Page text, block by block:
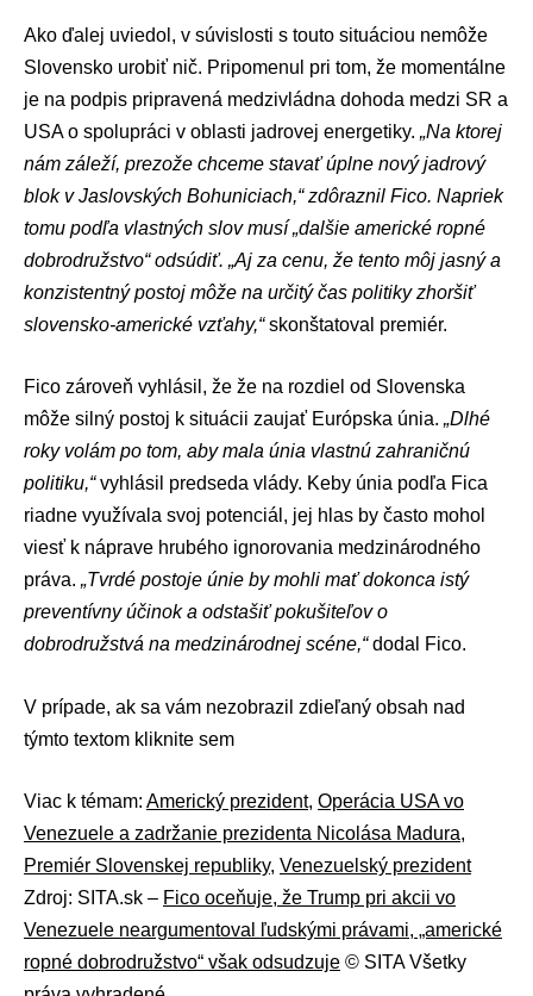
Ako ďalej uviedol, v súvislosti s touto situáciou nemôže
Slovensko urobiť nič. Pripomenul pri tom, že momentálne
je na podpis pripravená medzivládna dohoda medzi SR a
USA o spolupráci v oblasti jadrovej energetiky. „Na ktorej
nám záleží, prezože chceme stavať úplne nový jadrový
blok v Jaslovských Bohuniciach,“ zdôraznil Fico. Napriek
tomu podľa vlastných slov musí „dalšie americké ropné
dobrodružstvo“ odsúdiť. „Aj za cenu, že tento môj jasný a
konzistentný postoj môže na určitý čas politiky zhoršiť
slovensko-americké vzťahy,“skonštatoval premiér.
Fico zároveň vyhlásil, že že na rozdiel od Slovenska
môže silný postoj k situácii zaujať Európska únia. „Dlhé
roky volám po tom, aby mala únia vlastnú zahraničnú
politiku,“vyhlásil predseda vlády. Keby únia podľa Fica
riadne využívala svoj potenciál, jej hlas by často mohol
viesť k náprave hrubého ignorovania medzinárodného
práva. „Tvrdé postoje únie by mohli mať dokonca istý
preventívny účinok a odstašiť pokušiteľov o
dobrodružstvá na medzinárodnej scéne,“dodal Fico.
V prípade, ak sa vám nezobrazil zdieľaný obsah nad
týmto textom kliknite sem
Viac k témam: Americký prezident, Operácia USA vo
Venezuele a zadržanie prezidenta Nicolása Madura,
Premiér Slovenskej republiky, Venezuelský prezident
Zdroj: SITA.sk – Fico oceňuje, že Trump pri akcii vo
Venezuele neargumentoval ľudskými právami, „americké
ropné dobrodružstvo“ však odsudzuje © SITA Všetky